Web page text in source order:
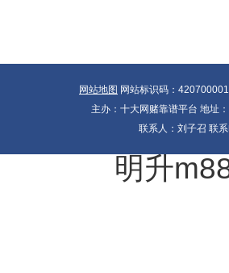
网站地图 网站标识码：
主办：十大网赌靠谱平台 地址
联系人：刘子召 联
明升